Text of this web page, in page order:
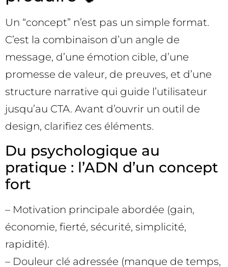
Un “concept” n’est pas un simple format.
C’est la combinaison d’un angle de
message, d’une émotion cible, d’une
promesse de valeur, de preuves, et d’une
structure narrative qui guide l’utilisateur
jusqu’au CTA. Avant d’ouvrir un outil de
design, clarifiez ces éléments.
Du psychologique au
pratique : l’ADN d’un concept
fort
– Motivation principale abordée (gain,
économie, fierté, sécurité, simplicité,
rapidité).
– Douleur clé adressée (manque de temps,